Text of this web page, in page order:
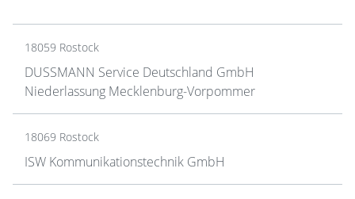
18059 Rostock
DUSSMANN Service Deutschland GmbH
Niederlassung Mecklenburg-Vorpommer
18069 Rostock
ISW Kommunikationstechnik GmbH